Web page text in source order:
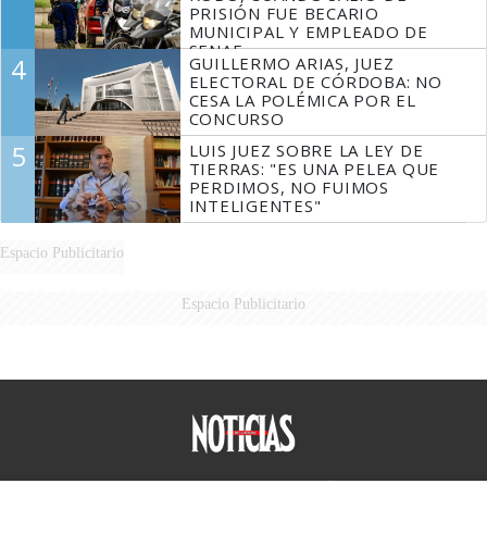
PRISIÓN FUE BECARIO
MUNICIPAL Y EMPLEADO DE
SENAF
4
GUILLERMO ARIAS, JUEZ
ELECTORAL DE CÓRDOBA: NO
CESA LA POLÉMICA POR EL
CONCURSO
5
LUIS JUEZ SOBRE LA LEY DE
TIERRAS: "ES UNA PELEA QUE
PERDIMOS, NO FUIMOS
INTELIGENTES"
Espacio Publicitario
Espacio Publicitario